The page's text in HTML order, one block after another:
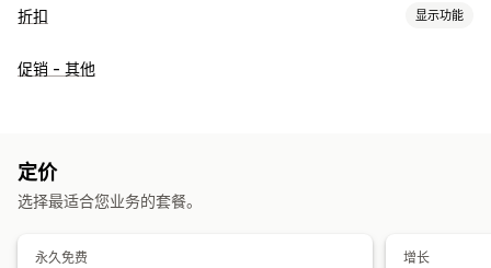
折扣 显示功能
折扣类型
运费折扣
编辑器工具
模板 触发器和规则
促销 - 其他
定价
选择最适合您业务的套餐。
永久免费 增长